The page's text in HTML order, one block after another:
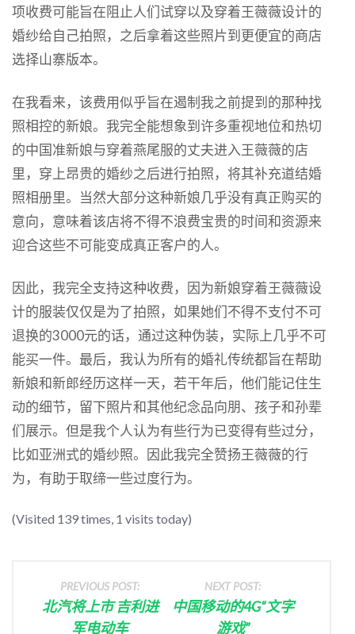
项收费可能旨在阻止人们试穿以及穿着王薇薇设计的
婚纱给自己拍照，之后拿着这些照片到更便宜的商店
选择山寨版本。
在我看来，该费用似乎旨在遏制我之前提到的那种找
照相控的新娘。我完全能想象到许多重视地位和热切
的中国准新娘与穿着燕尾服的丈夫进入王薇薇的店
里，穿上昂贵的婚纱之后进行拍照，将其补充道结婚
照相册里。当然大部分这种新娘几乎没有真正购买的
意向，意味着该店将不得不浪费宝贵的时间和资源来
迎合这些不可能变成真正客户的人。
因此，我完全支持这种收费，因为新娘穿着王薇薇设
计的服装仅仅是为了拍照，如果她们不得不支付不可
退换的3000元的话，通过这种伪装，实际上几乎不可
能买一件。最后，我认为所有的婚礼传统都旨在帮助
新娘和新郎经历这样一天，若干年后，他们能记住生
动的细节，留下照片和其他纪念品向朋、孩子和孙辈
们展示。但是我个人认为有些行为已变得有些过分，
比如亚洲式的婚纱照。因此我完全赞扬王薇薇的行
为，有助于取缔一些过度行为。
(Visited 139 times, 1 visits today)
PREVIOUS POST:
北汽将上市 吉利进
军电动车
NEXT POST:
中国移动的4G“文字
游戏”